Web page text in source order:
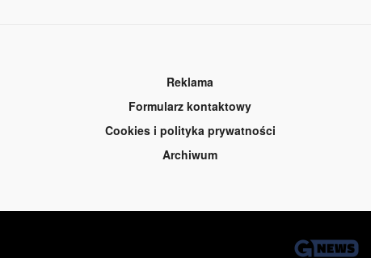
Reklama
Formularz kontaktowy
Cookies i polityka prywatności
Archiwum